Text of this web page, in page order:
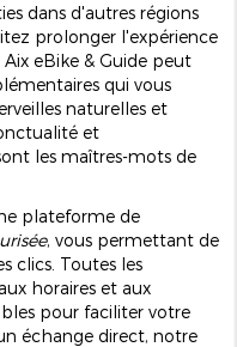
dans d'autres régions
prolonger l'expérience
eBike & Guide peut
qui vous
naturelles et
et
les maîtres-mots de
plateforme de
, vous permettant de
clics. Toutes les
horaires et aux
pour faciliter votre
échange direct, notre